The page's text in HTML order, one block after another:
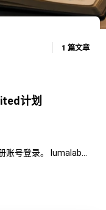
1 篇文章
计划
号登录。 lumalabs
其技术不仅服务于